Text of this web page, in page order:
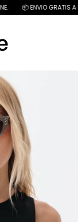
📦 ENVIO GRATIS A